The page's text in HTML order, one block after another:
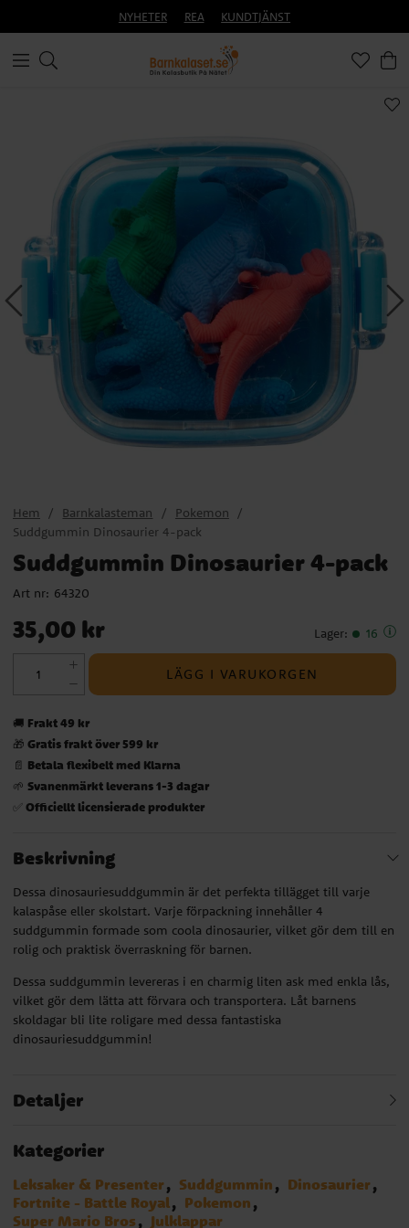
NYHETER REA KUNDTJÄNST
Hem Barnkalasteman
Pokemon
Suddgummin Dinosaurier 4-pack
Suddgummin Dinosaurier 4-pack
Art nr: 64320
Pris
35,00 kr
35,00 kr Lager: 16
LÄGG I VARUKORGEN
🚚 Frakt 49 kr
🎁 Gratis frakt över 599 kr
📄 Betala flexibelt med Klarna
🌱 Svanenmärkt leverans 1-3 dagar
✅ Officiellt licensierade produkter
Beskrivning
Dessa dinosauriesuddgummin är det perfekta tillägget till varje
kalaspåse eller skolstart. Varje förpackning innehåller 4
suddgummin formade som coola dinosaurier, vilket gör dem till en
rolig och praktisk överraskning för barnen.
Dessa suddgummin levereras i en charmig liten ask med enkla lås,
vilket gör dem lätta att förvara och transportera. Låt barnens
skoldagar bli lite roligare med dessa fantastiska
dinosauriesuddgummin!
Detaljer
Kategorier
Leksaker & Presenter Suddgummin
Dinosaurier
Fortnite - Battle Royal
Pokemon
Super Mario Bros
Julklappar